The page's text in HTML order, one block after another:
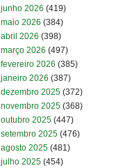
junho 2026 (419)
maio 2026 (384)
abril 2026 (398)
março 2026 (497)
fevereiro 2026 (385)
janeiro 2026 (387)
dezembro 2025 (372)
novembro 2025 (368)
outubro 2025 (447)
setembro 2025 (476)
agosto 2025 (481)
julho 2025 (454)